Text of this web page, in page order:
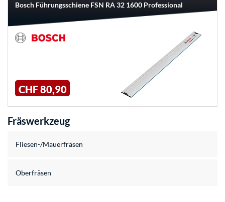
Bosch Führungsschiene FSN RA 32 1600 Professional
CHF 80,90
Fräswerkzeug
Fliesen-/Mauerfräsen
Oberfräsen